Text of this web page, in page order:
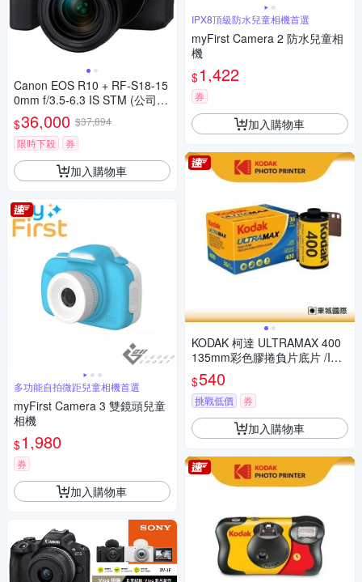
Canon EOS R10 + RF-S18-15
0mm f/3.5-6.3 IS STM (公司
貨)
$36,000 $37,894
限時下殺
券
加入購物車
多功能自拍微距兒童相機首選
myFirst Camera 3 雙鏡頭兒童
相機
$1,980
券
加入購物車
IPX8頂級防水兒童相機首選
myFirst Camera 2 防水兒童相
機
$1,422
券
加入購物車
KODAK 柯達 ULTRAMAX 400
135mm彩色膠捲負片底片 /ISO
400 36張
$540
挑戰低價 券
加入購物車